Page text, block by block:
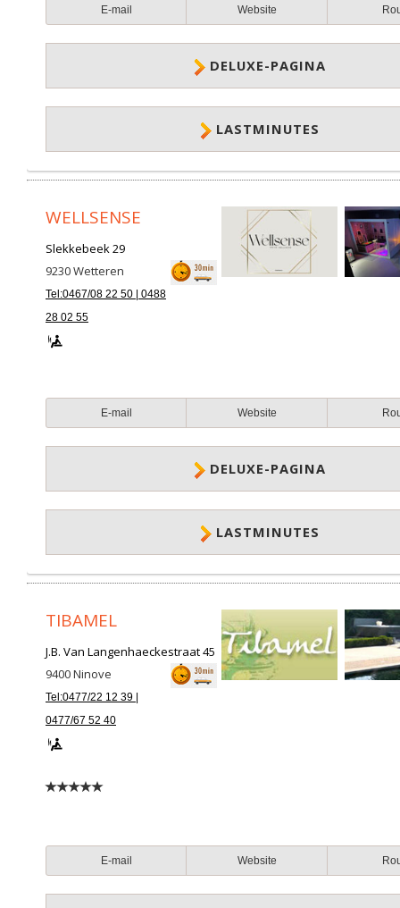
E-mail Website
DELUXE-PAGINA
LASTMINUTES
WELLSENSE
Slekkebeek 29
9230Wetteren
Tel:0467/08 22 50 | 0488
28 02 55
E-mail Website
DELUXE-PAGINA
LASTMINUTES
TIBAMEL
J.B. Van Langenhaeckestraat 45
9400Ninove
Tel:0477/22 12 39 |
0477/67 52 40
E-mail Website